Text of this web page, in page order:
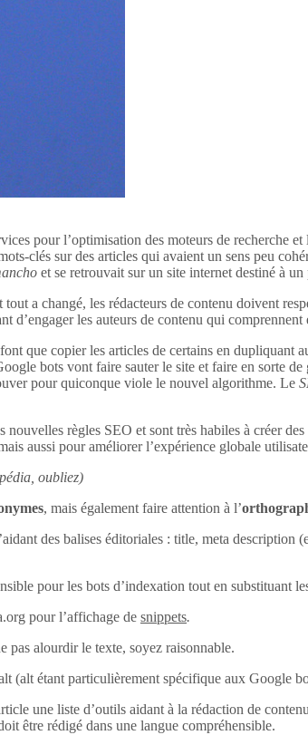
pour l’optimisation des moteurs de recherche
clés sur des articles qui avaient un sens peu
et se retrouvait sur un site internet destiné à
tout a changé, les rédacteurs de contenu doivent
les auteurs de contenu qui
que copier les articles de certains en dupliquant
bots vont faire sauter le site et faire en sorte
pour quiconque viole le nouvel algorithme. Le
nouvelles règles SEO et sont très habiles à créer
aussi pour améliorer l’expérience globale
oubliez)
, mais également faire attention à l’
des balises éditoriales : title, meta description
pour les bots d’indexation tout en substituant
pour l’affichage de snippets.
pas alourdir le texte, soyez raisonnable.
(alt étant particulièrement spécifique aux Google
une liste d’outils aidant à la rédaction de
être rédigé dans une langue compréhensible.